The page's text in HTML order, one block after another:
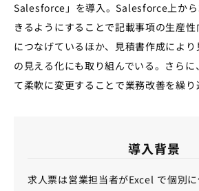
Salesforce」を導入。Salesforce上から
きるようにすることで記載事項の生産
につなげているほか、見積書作成によ
の見える化にも取り組んでいる。さら
て柔軟に変更することで業務改善を繰り
導入背景
求人票は営業担当者がExcel で個別